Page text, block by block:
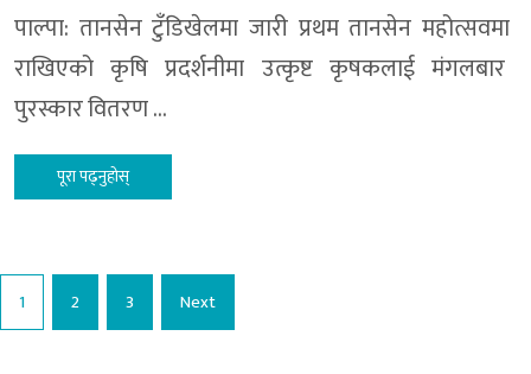
पाल्पा: तानसेन टुँडिखेलमा जारी प्रथम तानसेन महोत्सवमा
राखिएको कृषि प्रदर्शनीमा उत्कृष्ट कृषकलाई मंगलबार
पुरस्कार वितरण …
पूरा पढ्नुहोस्
Posts
pagination
1 2 3 Next